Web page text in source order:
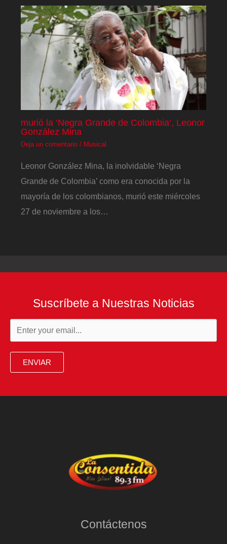
murió la ‘Negra Grande de Colombia’, Leonor
González Mina
Deja un comentario / Musical
Leonor González Mina, la inolvidable ‘Negra
Grande de Colombia’ como era conocida por la
mayoría de los colombianos, murió este miércoles
27 de noviembre a los…
Suscríbete a Nuestras Noticias
ENVIAR
Contáctenos